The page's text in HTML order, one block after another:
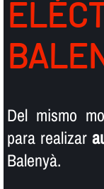
Del mismo
para realizar
Balenyà.